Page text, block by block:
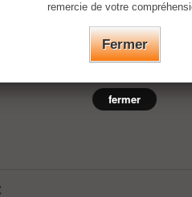
nom de " ". Cet alliage est
remercie de votre
Fermer
fermer